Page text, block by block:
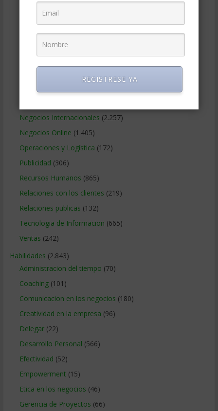
Finanzas Corporativas
Gerencia social y ambiental(223)
Gobierno Corporativo
(125)
Negocios Internacionales (2.257)
Negocios Online (1.405)
Operaciones y Logística (172)
Publicidad (306)
Recursos Humanos (865)
Relaciones con los clientes (219)
Relaciones publicas (132)
Tecnologia de Informacion (665)
Ventas (242)
Habilidades (2.843)
Administracion del tiempo (70)
Coaching(101)
Comunicacion en los negocios (180)
Creatividad en la empresa (96)
Delegar(22)
Desarrollo Personal (566)
Efectividad (52)
Empowerment (15)
Etica en los negocios (46)
Gerencia de Proyectos (66)
REGISTRESE YA